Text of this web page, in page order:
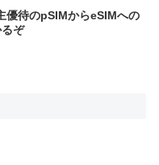
優待のpSIMからeSIMへの
ぞ